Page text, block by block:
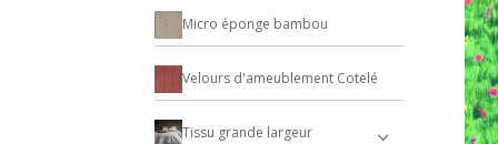
Micro éponge bambou
Velours d'ameublement Cotelé
Tissu grande largeur